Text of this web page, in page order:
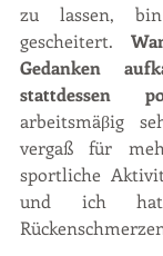
zu lassen,
gescheitert.
Gedanken
stattdessen
arbeitsmäβig
vergaß für
sportliche
und ich